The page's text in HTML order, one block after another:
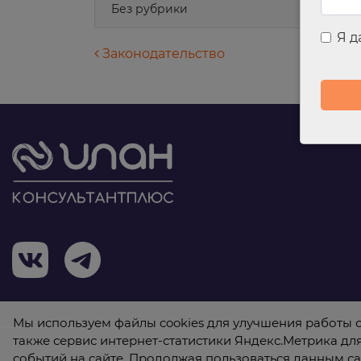
Без рубрики
Навигация по записям
Законодательство
Я
Мы используем файлы cookies для улучшения работы
также сервис интернет-статистики Яндекс.Метрика